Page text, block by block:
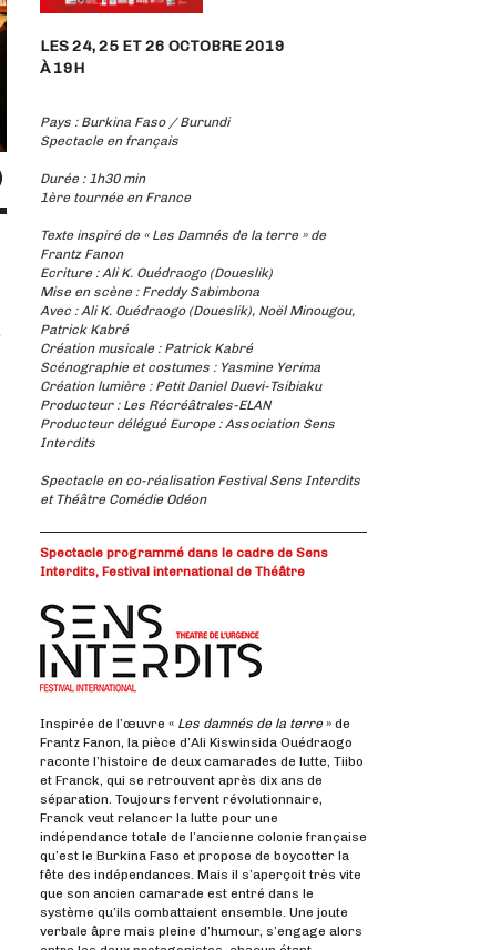
LES 24, 25 ET 26 OCTOBRE 2019
À 19H
Pays : Burkina Faso / Burundi
Spectacle en français
Durée : 1h30 min
1ère tournée en France
Texte inspiré de « Les Damnés de la terre » de
Frantz Fanon
Ecriture : Ali K. Ouédraogo (Doueslik)
Mise en scène : Freddy Sabimbona
Avec : Ali K. Ouédraogo (Doueslik), Noël Minougou,
Patrick Kabré
Création musicale : Patrick Kabré
Scénographie et costumes : Yasmine Yerima
Création lumière : Petit Daniel Duevi-Tsibiaku
Producteur : Les Récréâtrales-ELAN
Producteur délégué Europe : Association Sens
Interdits
Spectacle en co-réalisation Festival Sens Interdits
et Théâtre Comédie Odéon
Spectacle programmé dans le cadre de Sens
Interdits, Festival international de Théâtre
Inspirée de l’œuvre « Les damnés de la terre» de
Frantz Fanon, la pièce d’Ali Kiswinsida Ouédraogo
raconte l’histoire de deux camarades de lutte, Tiibo
et Franck, qui se retrouvent après dix ans de
séparation. Toujours fervent révolutionnaire,
Franck veut relancer la lutte pour une
indépendance totale de l’ancienne colonie française
qu’est le Burkina Faso et propose de boycotter la
fête des indépendances. Mais il s’aperçoit très vite
que son ancien camarade est entré dans le
système qu’ils combattaient ensemble. Une joute
verbale âpre mais pleine d’humour, s’engage alors